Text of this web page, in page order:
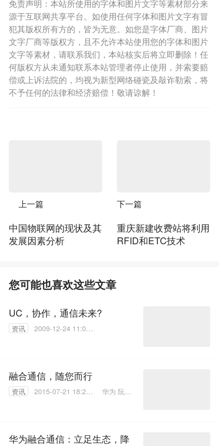
免责声明：本站所使用的字体和图片文字等素材部分来
源于互联网共享平台。如使用任何字体和图片文字有冒
犯其版权所有方的，皆为无意。如您是字体厂商、图片
文字厂商等版权方，且不允许本站使用您的字体和图片
文字等素材，请联系我们，本站核实后将立即删除！任
何版权方从未通知联系本站管理者停止使用，并索要赔
偿或上诉法院的，均视为新型网络碰瓷及敲诈勒索，将
不予任何的法律和经济赔偿！敬请谅解！
上一篇
中国物联网的现状及其
发展因素分析
下一篇
重庆新建收费站将利用
RFID和ETC技术
您可能也喜欢这些文章
UC，协作，通信未来?
资讯
2009-12-24 11:07:
融合通信，随您而行
资讯
2015-07-21 18:26:
华为 阮冠
华为融合通信：立足生态，降